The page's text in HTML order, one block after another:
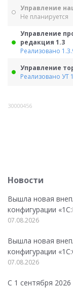
Управление
Не планируется
Управление
редакция 1.3
Реализовано
Управление
Реализовано УТ
30000456
Новости
Вышла новая
конфигурации
07.08.2026
Вышла новая
конфигурации
07.08.2026
С 1 сентября